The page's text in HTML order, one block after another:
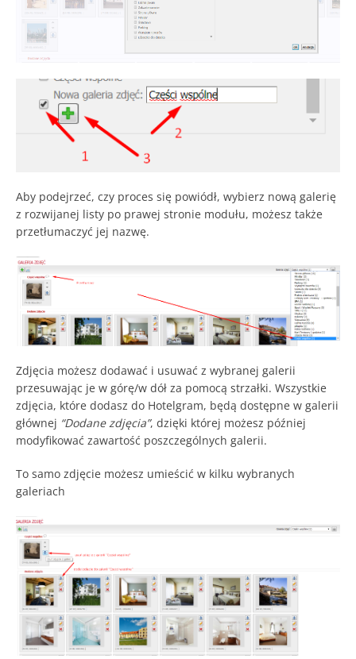
Aby podejrzeć, czy proces się powiódł, wybierz nową galerię
z rozwijanej listy po prawej stronie modułu, możesz także
przetłumaczyć jej nazwę.
Zdjęcia możesz dodawać i usuwać z wybranej galerii
przesuwając je w górę/w dół za pomocą strzałki. Wszystkie
zdjęcia, które dodasz do Hotelgram, będą dostępne w galerii
głównej “Dodane zdjęcia”, dzięki której możesz później
modyfikować zawartość poszczególnych galerii.
To samo zdjęcie możesz umieścić w kilku wybranych
galeriach